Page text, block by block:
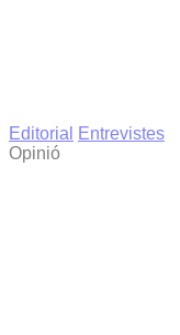
Editorial
Entrevistes
Opinió